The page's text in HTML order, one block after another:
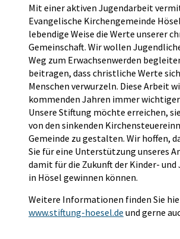
Mit einer aktiven Jugendarbeit
Evangelische Kirchengemeinde
lebendige Weise die Werte unserer
Gemeinschaft. Wir wollen
Weg zum Erwachsenwerden
beitragen, dass christliche Werte
Menschen verwurzeln. Diese Arbeit
kommenden Jahren immer
Unsere Stiftung möchte erreichen,
von den sinkenden
Gemeinde zu gestalten. Wir hoffen,
Sie für eine Unterstützung unseres
damit für die Zukunft der Kinder-
in Hösel gewinnen können.
Weitere Informationen finden Sie
www.stiftung-hoesel.de und gerne